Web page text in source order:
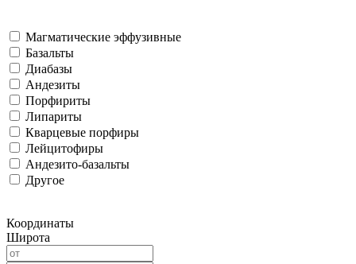
Магматические эффузивные
Базальты
Диабазы
Андезиты
Порфириты
Липариты
Кварцевые порфиры
Лейцитофиры
Андезито-базальты
Другое
Координаты
Широта